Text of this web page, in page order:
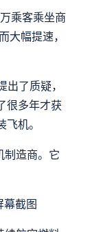
乘客乘坐商
大幅提速，
了质疑，
很多年才获
机。
制造商。它
幕截图